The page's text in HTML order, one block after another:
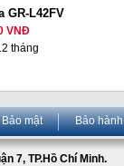
GR-L42FV
VNĐ
tháng
Bảo mật Bảo hành
7, TP.Hồ Chí Minh.